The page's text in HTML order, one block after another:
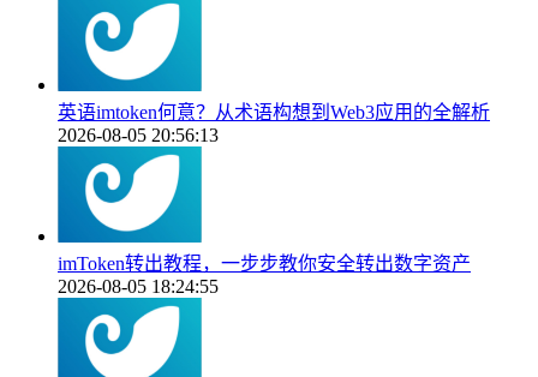
英语imtoken何意？从术语构想到Web3应用的全解析
2026-08-05 20:56:13
imToken转出教程，一步步教你安全转出数字资产
2026-08-05 18:24:55